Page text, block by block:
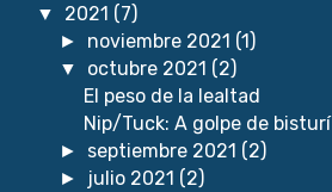
▼ 2021 (7)
► noviembre 2021 (1)
▼ octubre 2021 (2)
El peso de la lealtad
Nip/Tuck: A golpe de bisturí
► septiembre 2021 (2)
► julio 2021 (2)